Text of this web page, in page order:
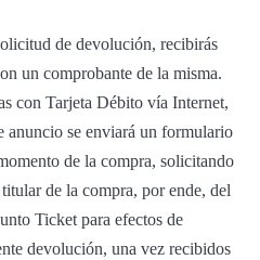
de devolución, recibirás
un comprobante de la misma.
con Tarjeta Débito vía Internet,
anuncio se enviará un formulario
de la compra, solicitando
de la compra, por ende, del
Ticket para efectos de
devolución, una vez recibidos